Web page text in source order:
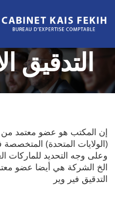
التدقيق
إن المكتب هو عضو معتمد
(الولايات المتحدة) المتخصصة
وعلى وجه التحديد للماركات
الخ الشركة هي أيضا عضو
التدقيق فير وير